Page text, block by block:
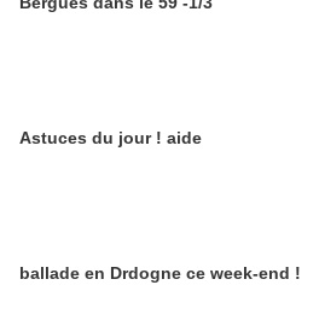
Astuces du jour ! aide
ballade en Drdogne ce week-end !